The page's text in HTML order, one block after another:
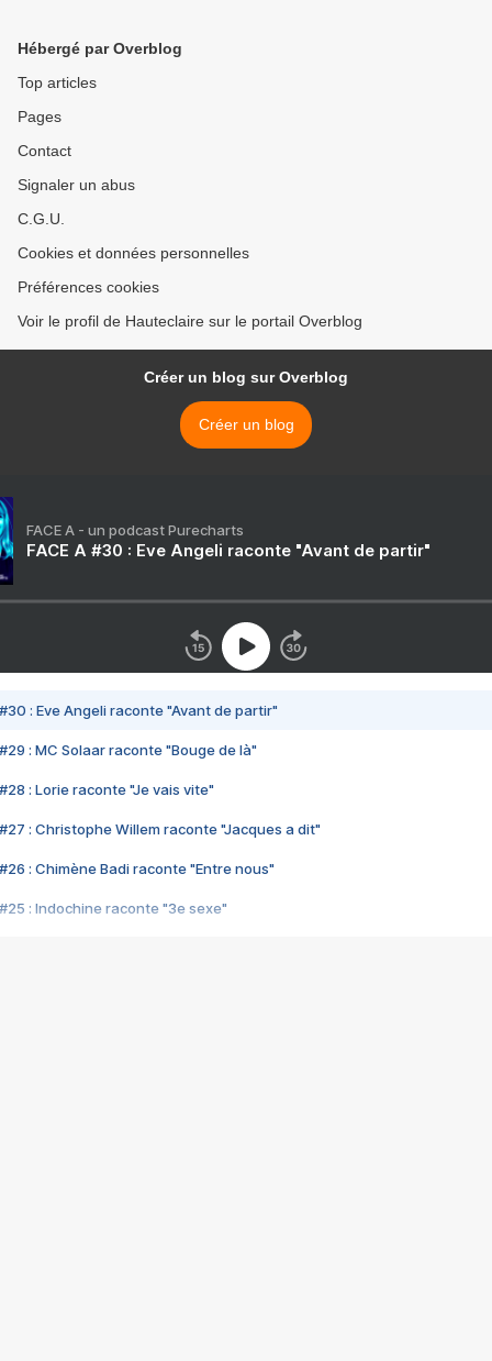
Hébergé par Overblog
Top articles
Pages
Contact
Signaler un abus
C.G.U.
Cookies et données personnelles
Préférences cookies
Voir le profil de Hauteclaire sur le portail Overblog
Créer un blog sur Overblog
Créer un blog
FACE A - un podcast Purecharts
FACE A #30 : Eve Angeli raconte "Avant de partir"
#30 : Eve Angeli raconte "Avant de partir"
#29 : MC Solaar raconte "Bouge de là"
#28 : Lorie raconte "Je vais vite"
#27 : Christophe Willem raconte "Jacques a dit"
#26 : Chimène Badi raconte "Entre nous"
#25 : Indochine raconte "3e sexe"